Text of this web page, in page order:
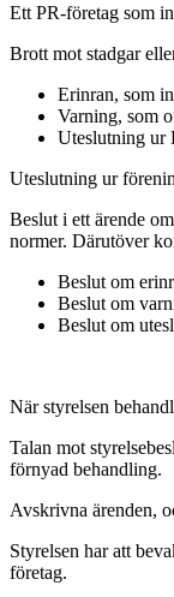
Ett PR-företag som
Brott mot stadgar
Erinran, som
Varning, som
Uteslutning ur
Uteslutning ur
Beslut i ett ärende
normer. Därutöver
Beslut om
Beslut om
Beslut om
När styrelsen
Talan mot
förnyad behandling.
Avskrivna ärenden,
Styrelsen har att
företag.